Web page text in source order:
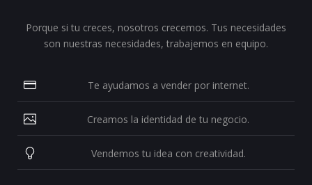
Porque si tu creces, nosotros crecemos. Tus necesidades
son nuestras necesidades, trabajemos en equipo.
Te ayudamos a vender por internet.
Creamos la identidad de tu negocio.
Vendemos tu idea con creatividad.